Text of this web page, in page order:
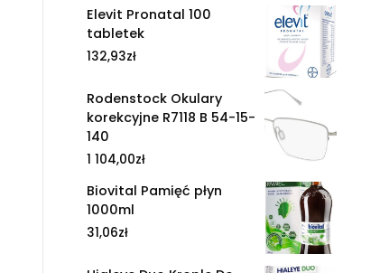
Elevit Pronatal 100
tabletek
132,93zł
Rodenstock Okulary
korekcyjne R7118 B 54-15-
140
1 104,00zł
Biovital Pamięć płyn
1000ml
31,06zł